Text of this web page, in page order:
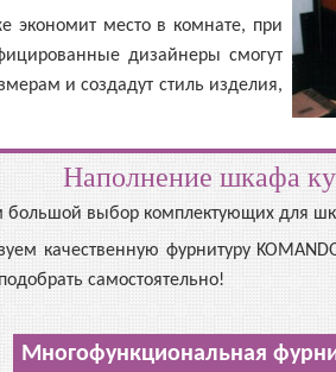
экономит место в комнате, при
дизайнеры смогут
и создадут стиль изделия,
Наполнение шкафа
большой выбор комплектующих для
качественную фурнитуру
самостоятельно!
Многофункциональная